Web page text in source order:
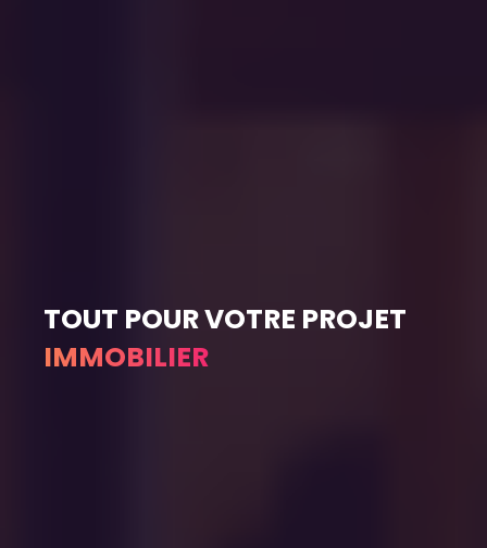
TOUT POUR VOTRE PROJET
IMMOBILIER